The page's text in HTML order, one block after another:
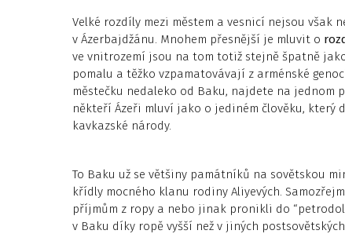
Velké rozdíly mezi městem a vesnicí nejsou
v Ázerbajdžánu. Mnohem přesnější je mluvit o
ve vnitrozemí jsou na tom totiž stejně špatně
pomalu a těžko vzpamatovávají z arménské
městečku nedaleko od Baku, najdete na jednom
někteří Ázeři mluví jako o jediném člověku, který
kavkazské národy.
To Baku už se většiny památníků na sovětskou
křídly mocného klanu rodiny Aliyevých.
příjmům z ropy a nebo jinak pronikli do
v Baku díky ropě vyšší než v jiných